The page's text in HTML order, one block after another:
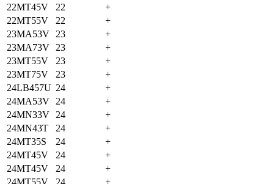
22MT45V
22
+
22MT55V
22
+
23MA53V
23
+
23MA73V
23
+
23MT55V
23
+
23MT75V
23
+
24LB457U 24
+
24MA53V
24
+
24MN33V
24
+
24MN43T
24
+
24MT35S
24
+
24MT45V
24
+
24MT45V
24
+
24MT55V
24 +